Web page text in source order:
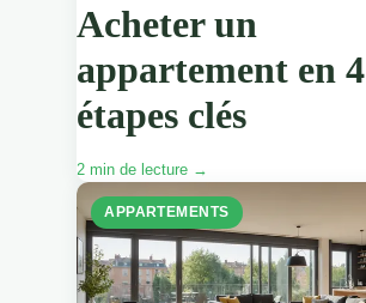
Acheter un
appartement en 4
étapes clés
2 min de lecture →
APPARTEMENTS